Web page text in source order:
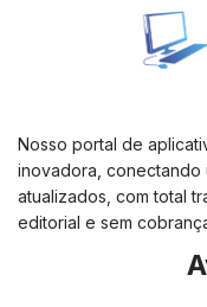
Nosso portal de
inovadora, conectando
atualizados, com total
editorial e sem